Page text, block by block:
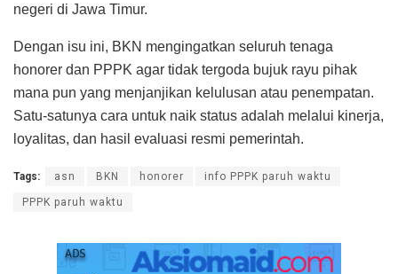
negeri di Jawa Timur.
Dengan isu ini, BKN mengingatkan seluruh tenaga
honorer dan PPPK agar tidak tergoda bujuk rayu pihak
mana pun yang menjanjikan kelulusan atau penempatan.
Satu-satunya cara untuk naik status adalah melalui kinerja,
loyalitas, dan hasil evaluasi resmi pemerintah.
Tags: asn BKN honorer info PPPK paruh waktu
PPPK paruh waktu